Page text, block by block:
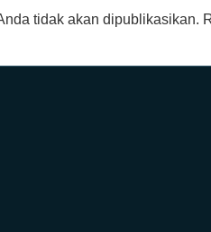
tidak akan dipublikasikan.